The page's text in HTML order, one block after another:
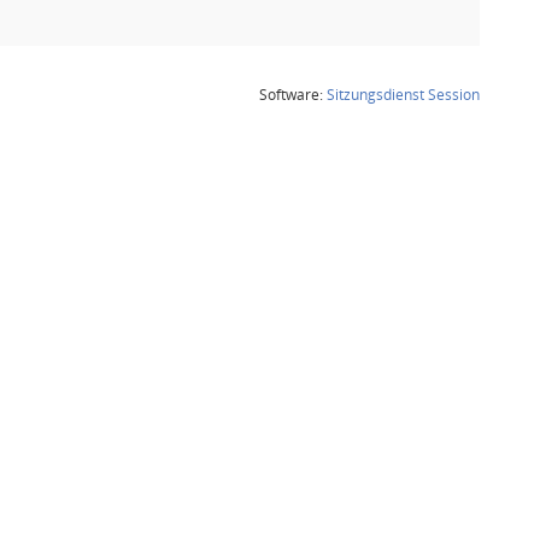
Software:SitzungsdienstSession(Wird in